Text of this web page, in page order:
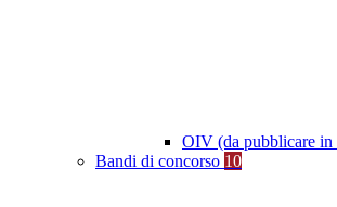
OIV (da pubblicare in
Bandi di concorso 10